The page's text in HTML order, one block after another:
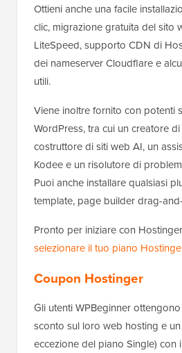
Ottieni anche una facile
clic, migrazione gratuita del sito
LiteSpeed, supporto CDN di
dei nameserver Cloudflare e
utili.
Viene inoltre fornito con potenti
WordPress, tra cui un creatore
costruttore di siti web AI, un
Kodee e un risolutore di
Puoi anche installare qualsiasi
template, page builder drag-
Pronto per iniziare con
selezionare il tuo piano
Coupon Hostinger
Gli utenti WPBeginner
sconto sul loro web hosting e
eccezione del piano Single) con